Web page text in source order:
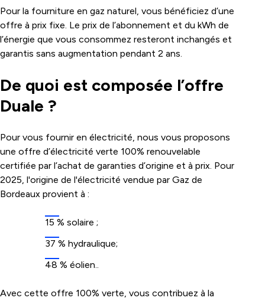
Pour la fourniture en gaz naturel, vous bénéficiez d’une
offre à prix fixe. Le prix de l’abonnement et du kWh de
l’énergie que vous consommez resteront inchangés et
garantis sans augmentation pendant 2 ans.
De quoi est composée l’offre
Duale ?
Pour vous fournir en électricité, nous vous proposons
une offre d’électricité verte 100% renouvelable
certifiée par l’achat de garanties d’origine et à prix. Pour
2025, l'origine de l'électricité vendue par Gaz de
Bordeaux provient à :
15 % solaire ;
37 % hydraulique;
48 % éolien..
Avec cette offre 100% verte, vous contribuez à la